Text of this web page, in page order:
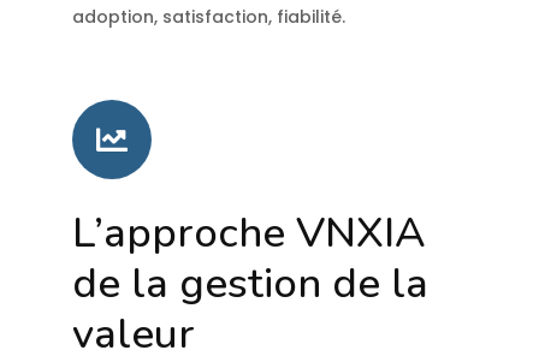
adoption, satisfaction, fiabilité.
L’approche VNXIA
de la gestion de la
valeur